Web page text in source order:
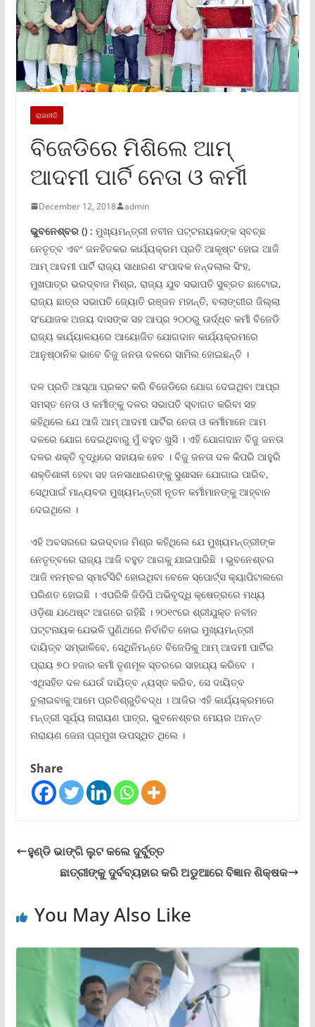
ରାଜନୀତି
ବିଜେଡିରେ ମିଶିଲେ ଆମ୍‍
ଆଦମୀ ପାର୍ଟି ନେତା ଓ କର୍ମୀ
December 12, 2018 admin
ଭୁବନେଶ୍ବର() : ମୁଖ୍ୟମନ୍ତ୍ରୀ ନବୀନ ପଟ୍ଟନାୟକଙ୍କ ସ୍ବଚ୍ଛ
ନେତୃତ୍ବ ଏବଂ ଜନହିତକର କାର୍ଯ୍ୟକ୍ରମ ପ୍ରତି ଆକୃଷ୍ଟ ହୋଇ ଆଜି
ଆମ୍‍ ଆଦମୀ ପାର୍ଟି ରାଜ୍ୟ ସାଧାରଣ ସଂପାଦକ ନନ୍ଦଲାଲ ସିଂହ,
ମୁଖପାତ୍ର ଭରଦ୍ବାଜ ମିଶ୍ର, ରାଜ୍ୟ ଯୁବ ସଭାପତି ସୁବ୍ରତ ଛାଟୋଇ,
ରାଜ୍ୟ ଛାତ୍ର ସଭାପତି ଜ୍ୟୋତି ରଞ୍ଜନ ମହାନ୍ତି, ବଲାଙ୍ଗୀର ଜିଲ୍ଲା
ସଂଯୋଜକ ଅଜୟ ଦାସଙ୍କ ସହ ଆପ୍‍ର ୨୦୦ରୁ ଊର୍ଦ୍ଧ୍ବ କର୍ମୀ ବିଜେଡି
ରାଜ୍ୟ କାର୍ଯ୍ୟାଳୟରେ ଆୟୋଜିତ ଯୋଗଦାନ କାର୍ଯ୍ୟକ୍ରମରେ
ଆନୁଷ୍ଠାନିକ ଭାବେ ବିଜୁ ଜନତା ଦଳରେ ସାମିଲ ହୋଇଛନ୍ତି ।
ଦଳ ପ୍ରତି ଆସ୍ଥା ପ୍ରକଟ କରି ବିଜେଡିରେ ଯୋଗ ଦେଇଥିବା ଆପ୍‍ର
ସମସ୍ତ ନେତା ଓ କର୍ମୀଙ୍କୁ ଦଳର ସଭାପତି ସ୍ବାଗତ କରିବା ସହ
କହିଥିଲେ ଯେ ଆଜି ଆମ୍‍ ଆଦମୀ ପାର୍ଟିର ନେତା ଓ କର୍ମୀମାନେ ଆମ
ଦଳରେ ଯୋଗ ଦେଇଥିବାରୁ ମୁଁ ବହୁତ ଖୁସି । ଏହି ଯୋଗଦାନ ବିଜୁ ଜନତା
ଦଳର ଶକ୍ତି ବୃଦ୍ଧିରେ ସହାୟକ ହେବ । ବିଜୁ ଜନତା ଦଳ କିପରି ଆହୁରି
ଶକ୍ତିଶାଳୀ ହେବା ସହ ଜନସାଧାରଣଙ୍କୁ ସୁଶାସନ ଯୋଗାଇ ପାରିବ,
ସେଥିପାଇଁ ମାନ୍ୟବର ମୁଖ୍ୟମନ୍ତ୍ରୀ ନୂତନ କର୍ମୀମାନଙ୍କୁ ଆହ୍ବାନ
ଦେଇଥିଲେ ।
ଏହି ଅବସରରେ ଭରଦ୍ବାଜ ମିଶ୍ର କହିଥିଲେ ଯେ ମୁଖ୍ୟମନ୍ତ୍ରୀଙ୍କ
ନେତୃତ୍ବରେ ରାଜ୍ୟ ଆଜି ବହୁତ ଆଗକୁ ଯାଇପାରିଛି । ଭୁବନେଶ୍ବର
ଆଜି ୧ନମ୍ବର ସ୍ମାର୍ଟସିଟି ହୋଇଥିବା ବେଳେ ସ୍ପୋର୍ଟ୍ସ କ୍ୟାପିଟାଲରେ
ପରିଣତ ହୋଇଛି । ଏପରିକି ଜିଡିପି ଅଭିବୃଦ୍ଧି କ୍ଷେତ୍ରରେ ମଧ୍ୟ
ଓଡ଼ିଶା ଯଥେଷ୍ଟ ଆଗରେ ରହିଛି । ୨୦୧୯ରେ ଶ୍ରୀଯୁକ୍ତ ନବୀନ
ପଟ୍ଟନାୟକ ଯେଭଳି ପୁଣିଥରେ ନିର୍ବାଚିତ ହୋଇ ମୁଖ୍ୟମନ୍ତ୍ରୀ
ଦାୟିତ୍ବ ସମ୍ଭାଳିବେ, ସେଥିନିମନ୍ତେ ବିଜେଡିକୁ ଆମ୍‍ ଆଦମୀ ପାର୍ଟିର
ପ୍ରାୟ ୭୦ ହଜାର କର୍ମୀ ତୃଣମୂଳ ସ୍ତରରେ ସାହାଯ୍ୟ କରିବେ ।
ଏଥିସହିତ ଦଳ ଯେଉଁ ଦାୟିତ୍ବ ନ୍ୟସ୍ତ କରିବ, ସେ ଦାୟିତ୍ବ
ତୁଲାଇବାକୁ ଆମେ ପ୍ରତିଶ୍ରୁତିବଦ୍ଧ । ଆଜିର ଏହି କାର୍ଯ୍ୟକ୍ରମରେ
ମନ୍ତ୍ରୀ ସୂର୍ଯ୍ୟ ନାରାୟଣ ପାତ୍ର, ଭୁବନେଶ୍ବର ମେୟର ଅନନ୍ତ
ନାରାୟଣ ଜେନା ପ୍ରମୁଖ ଉପସ୍ଥିତ ଥିଲେ ।
Share
ହୁଣ୍ଡି ଭାଙ୍ଗି ଲୁଟ କଲେ ଦୁର୍ବୁତ୍ତ
ଛାତ୍ରୀଙ୍କୁ ଦୁର୍ବବ୍ୟହାର କରି ଅଡୁଆରେ ବିଜ୍ଞାନ ଶିକ୍ଷକ
You May Also Like